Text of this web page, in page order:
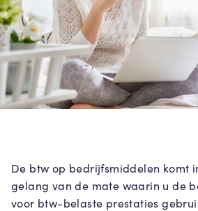
De btw op bedrijfsmiddelen komt
gelang van de mate waarin u de
voor btw-belaste prestaties